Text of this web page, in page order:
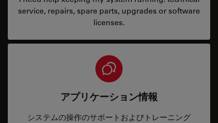
service, repairs, spare parts, upgrades or software
licenses.
アプリケーション情報
システムの操作のサポートおよびトレーニング